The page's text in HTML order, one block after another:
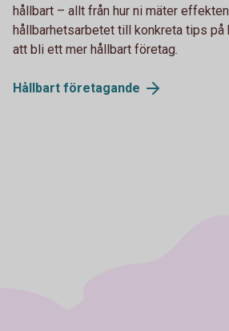
hållbart – allt från hur ni mäter
hållbarhetsarbetet till konkreta tips på
att bli ett mer hållbart företag.
Hållbart företagande